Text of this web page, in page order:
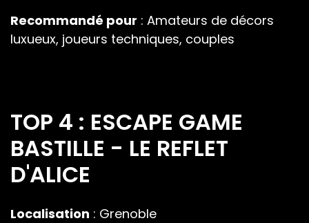
Recommandé pour : Amateurs de décors
luxueux, joueurs techniques, couples
TOP 4 : ESCAPE GAME
BASTILLE - LE REFLET
D'ALICE
Localisation : Grenoble